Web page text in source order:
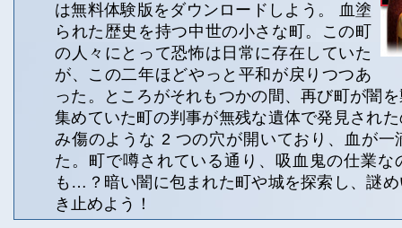
は無料体験版をダウンロードしよう。 血塗
られた歴史を持つ中世の小さな町。この町
の人々にとって恐怖は日常に存在していた
が、この二年ほどやっと平和が戻りつつあ
った。ところがそれもつかの間、再び町が闇
集めていた町の判事が無残な遺体で発見され
み傷のような 2 つの穴が開いており、血が一
た。町で噂されている通り、吸血鬼の仕業な
も…？暗い闇に包まれた町や城を探索し、謎
き止めよう！